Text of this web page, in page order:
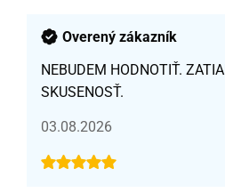
Overený zákazník
NEBUDEM HODNOTIŤ.
SKUSENOSŤ.
03.08.2026